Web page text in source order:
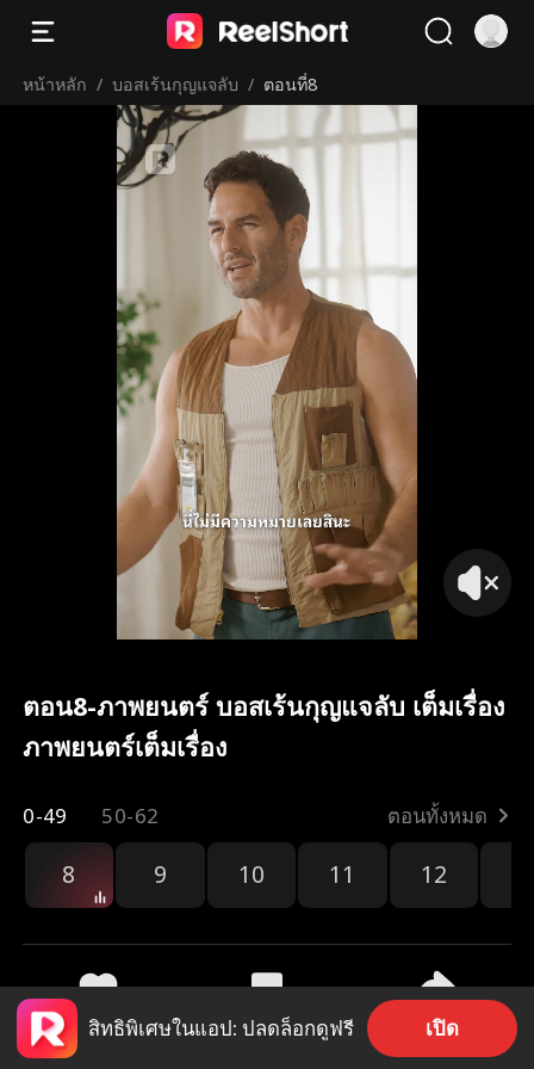
หน้าหลัก / บอสเร้นกุญแจลับ / ตอนที่8
นี่ไม่มีความหมายเลยสินะ
ตอน8-ภาพยนตร์ บอสเร้นกุญแจลับ เต็มเรื่อง
ภาพยนตร์เต็มเรื่อง
0-49 50-62 ตอนทั้งหมด
8 9 10 11 12
3.6k 68.3k แชร์
สิทธิพิเศษในแอป: ปลดล็อกดูฟรี เปิด